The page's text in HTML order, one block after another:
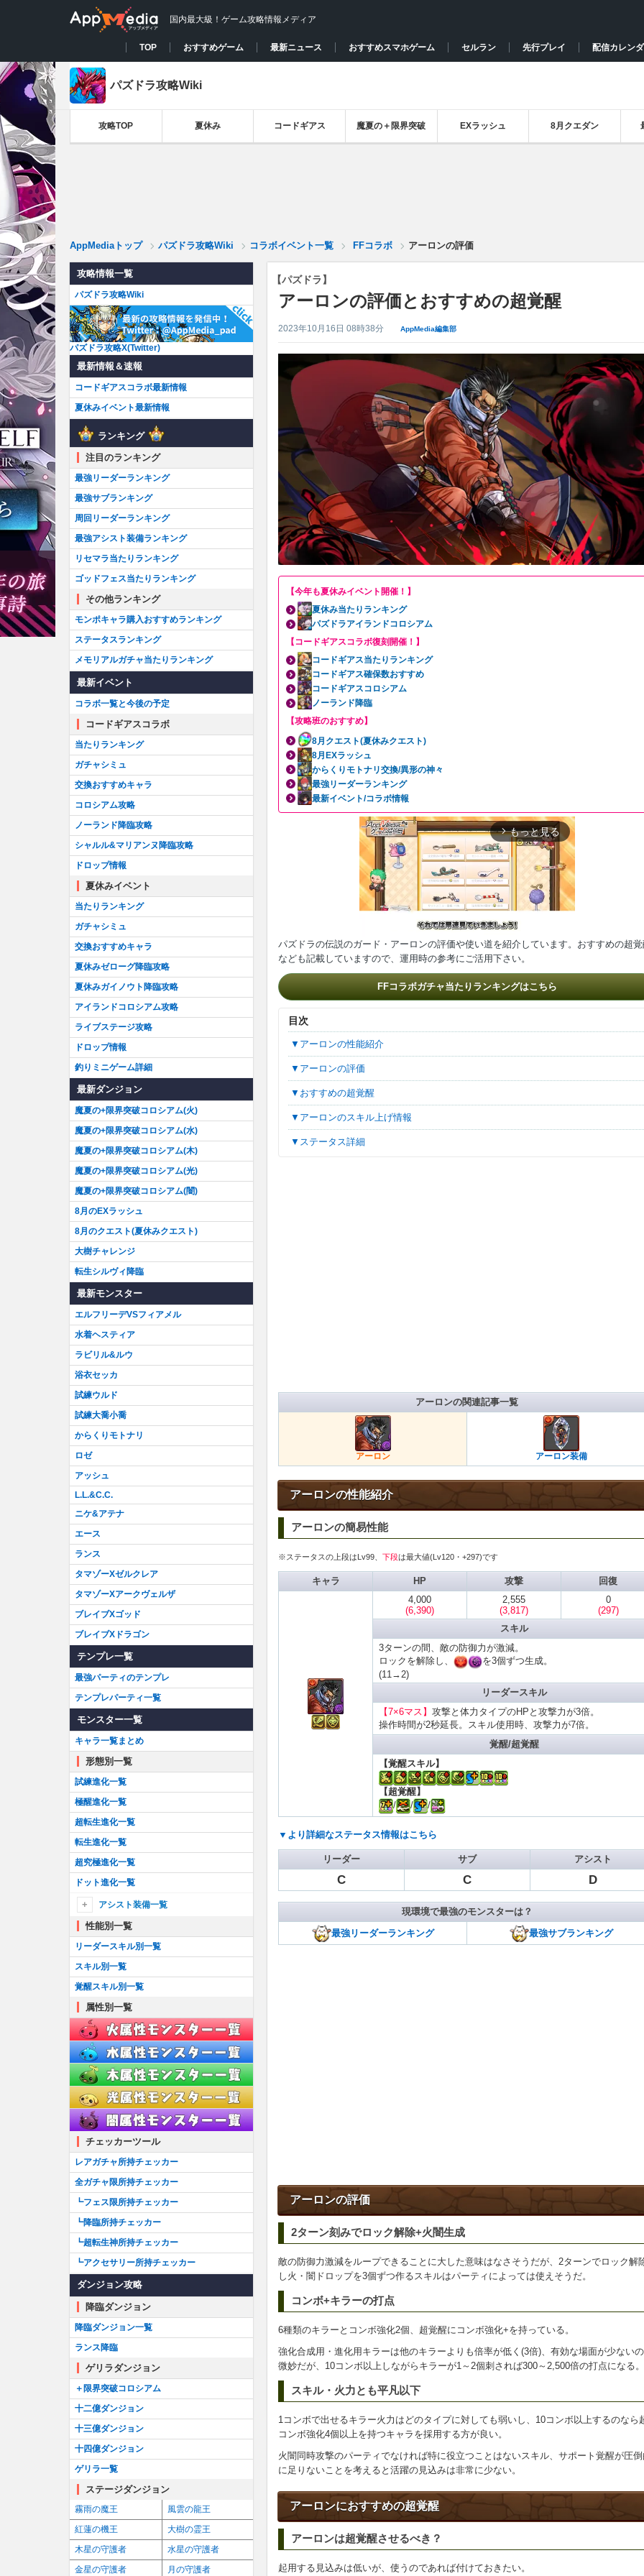
国内最大級！ゲーム攻略情報メディア
TOP おすすめゲーム 最新ニュース おすすめスマホゲーム セルラン 先行プレイ 配信カレン
パズドラ攻略Wiki
攻略TOP 夏休み コードギアス 魔夏の＋限界突破 EXラッシュ 8月クエダン
AppMediaトップ パズドラ攻略Wiki コラボイベント一覧 FFコラボ アーロンの評価
【パズドラ】
アーロンの評価とおすすめの超覚醒
2023年10月16日 08時38分 AppMedia編集部
【今年も夏休みイベント開催！】
夏休み当たりランキング
パズドラアイランドコロシアム
【コードギアスコラボ復刻開催！】
コードギアス当たりランキング
コードギアス確保数おすすめ
コードギアスコロシアム
ノーランド降臨
【攻略班のおすすめ】
8月クエスト(夏休みクエスト)
8月EXラッシュ
からくりモトナリ交換/異形の神々
最強リーダーランキング
最新イベント/コラボ情報
arrow_forward_ios もっと見る
Mute
パズドラの伝説のガード・アーロンの評価や使い道を紹介しています。おすすめの超覚
なども記載していますので、運用時の参考にご活用下さい。
FFコラボガチャ当たりランキングはこちら
目次
▼アーロンの性能紹介
▼アーロンの評価
▼おすすめの超覚醒
▼アーロンのスキル上げ情報
▼ステータス詳細
アーロンの関連記事一覧
アーロン アーロン装備
アーロンの性能紹介
アーロンの簡易性能
※ステータスの上段はLv99、 下段は最大値(Lv120・+297)です
キャラ HP 攻撃
回復
4,000
(6,390)
2,555
(3,817)
0
(297)
スキル
3ターンの間、敵の防御力が激減。
ロックを解除し、
を3個ずつ生成。
(11→2)
リーダースキル
【7×6マス】 攻撃と体力タイプのHPと攻撃力が3倍。
操作時間が2秒延長。スキル使用時、攻撃力が7倍。
覚醒/超覚醒
【覚醒スキル】
【超覚醒】
/
/ /
▼より詳細なステータス情報はこちら
リーダー サブ アシスト
C C D
現環境で最強のモンスターは？
最強リーダーランキング
最強サブランキング
アーロンの評価
2ターン刻みでロック解除+火闇生成
敵の防御力激減をループできることに大した意味はなさそうだが、2ターンでロック解
し火・闇ドロップを3個ずつ作るスキルはパーティによっては使えそうだ。
コンボ+キラーの打点
6種類のキラーとコンボ強化2個、超覚醒にコンボ強化+を持っている。
強化合成用・進化用キラーは他のキラーよりも倍率が低く(3倍)、有効な場面が少ない
微妙だが、10コンボ以上しながらキラーが1～2個刺されば300～2,500倍の打点になる。
スキル・火力とも平凡以下
1コンボで出せるキラー火力はどのタイプに対しても弱いし、10コンボ以上するのなら
コンボ強化4個以上を持つキャラを採用する方が良い。
火闇同時攻撃のパーティでなければ特に役立つことはないスキル、サポート覚醒が圧倒
に足りないことを考えると活躍の見込みは非常に少ない。
アーロンにおすすめの超覚醒
アーロンは超覚醒させるべき？
起用する見込みは低いが、使うのであれば付けておきたい。
攻略情報一覧
パズドラ攻略Wiki
パズドラ攻略X(Twitter)
最新情報＆速報
コードギアスコラボ最新情報
夏休みイベント最新情報
ランキング
注目のランキング
最強リーダーランキング
最強サブランキング
周回リーダーランキング
最強アシスト装備ランキング
リセマラ当たりランキング
ゴッドフェス当たりランキング
その他ランキング
モンポキャラ購入おすすめランキング
ステータスランキング
メモリアルガチャ当たりランキング
最新イベント
コラボ一覧と今後の予定
コードギアスコラボ
当たりランキング
ガチャシミュ
交換おすすめキャラ
コロシアム攻略
ノーランド降臨攻略
シャルル&マリアンヌ降臨攻略
ドロップ情報
夏休みイベント
当たりランキング
ガチャシミュ
交換おすすめキャラ
夏休みゼローグ降臨攻略
夏休みガイノウト降臨攻略
アイランドコロシアム攻略
ライブステージ攻略
ドロップ情報
釣りミニゲーム詳細
最新ダンジョン
魔夏の+限界突破コロシアム(火)
魔夏の+限界突破コロシアム(水)
魔夏の+限界突破コロシアム(木)
魔夏の+限界突破コロシアム(光)
魔夏の+限界突破コロシアム(闇)
8月のEXラッシュ
8月のクエスト(夏休みクエスト)
大樹チャレンジ
転生シルヴィ降臨
最新モンスター
エルフリーデVSフィアメル
水着ヘスティア
ラビリル&ルウ
浴衣セッカ
試練ウルド
試練大喬小喬
からくりモトナリ
ロゼ
アッシュ
L.L.&C.C.
ニケ&アテナ
エース
ランス
タマゾーXゼルクレア
タマゾーXアークヴェルザ
ブレイブXゴッド
ブレイブXドラゴン
テンプレ一覧
最強パーティのテンプレ
テンプレパーティ一覧
モンスター一覧
キャラ一覧まとめ
形態別一覧
試練進化一覧
極醒進化一覧
超転生進化一覧
転生進化一覧
超究極進化一覧
ドット進化一覧
アシスト装備一覧
アシスト装備一覧
┗アシスト進化のやり方
耳飾り一覧
首飾り一覧
ブローチ一覧
ブレスレット一覧
ティアラ一覧
櫛一覧
懐中時計一覧
性能別一覧
リーダースキル別一覧
スキル別一覧
覚醒スキル別一覧
属性別一覧
チェッカーツール
レアガチャ所持チェッカー
全ガチャ限所持チェッカー
┗フェス限所持チェッカー
┗降臨所持チェッカー
┗超転生神所持チェッカー
┗アクセサリー所持チェッカー
ダンジョン攻略
降臨ダンジョン
降臨ダンジョン一覧
ランス降臨
ゲリラダンジョン
＋限界突破コロシアム
十二億ダンジョン
十三億ダンジョン
十四億ダンジョン
ゲリラ一覧
ステージダンジョン
霧雨の魔王
風雲の龍王
紅蓮の機王
大樹の霊王
木星の守護者
水星の守護者
金星の守護者
月の守護者